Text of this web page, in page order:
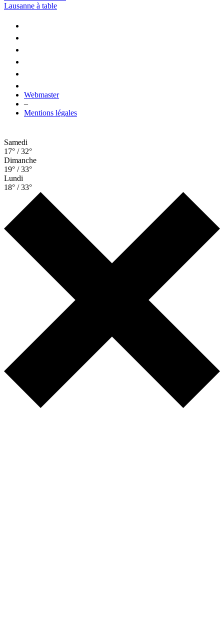
Lausanne à table
Webmaster
–
Mentions légales
Samedi
17° / 32°
Dimanche
19° / 33°
Lundi
18° / 33°